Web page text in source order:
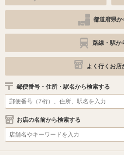
都道府県か
路線・駅か
よく行くお店
郵便番号・住所・駅名から検索する
お店の名前から検索する